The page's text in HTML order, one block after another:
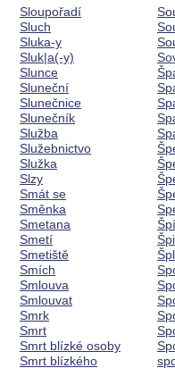
Sloupořadí
Sluch
Sluka-y
Sluk|a(-y)
Slunce
Sluneční
Slunečnice
Slunečník
Služba
Služebnictvo
Služka
Slzy
Smát se
Směnka
Smetana
Smetí
Smetiště
Smích
Smlouva
Smlouvat
Smrk
Smrt
Smrt blízké osoby
Smrt blízkého